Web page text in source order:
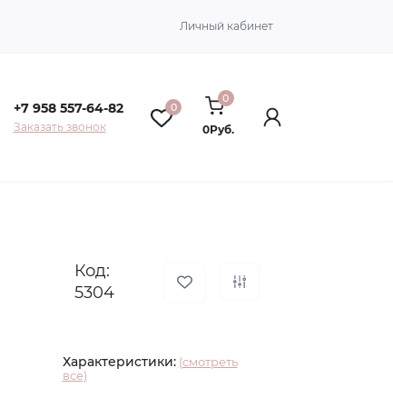
Личный кабинет
+7 958 557-64-82
Заказать звонок
0
0
0Руб.
Код:
5304
Характеристики: (смотреть
все)